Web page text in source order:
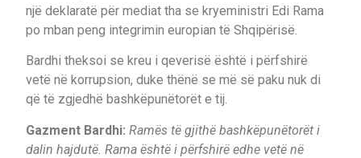
një deklaratë për mediat tha se kryeministri Edi Rama
po mban peng integrimin europian të Shqipërisë.
Bardhi theksoi se kreu i qeverisë është i përfshirë
vetë në korrupsion, duke thënë se më së paku nuk di
që të zgjedhë bashkëpunëtorët e tij.
Gazment Bardhi: Ramës të gjithë bashkëpunëtorët i
dalin hajdutë. Rama është i përfshirë edhe vetë në